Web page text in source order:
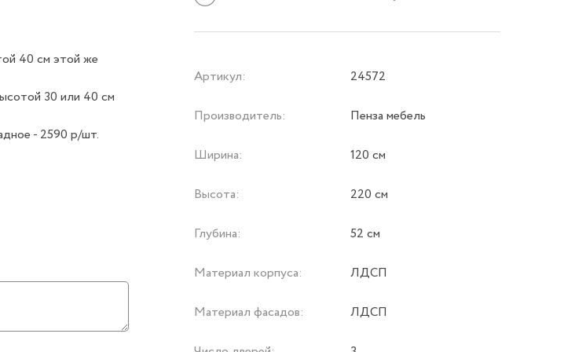
40 см этой же
30 или 40 см
- 2590 р/шт.
Артикул: 24572
Производитель: Пенза мебель
Ширина: 120 см
Высота: 220 см
Глубина: 52 см
Материал корпуса: ЛДСП
Материал фасадов: ЛДСП